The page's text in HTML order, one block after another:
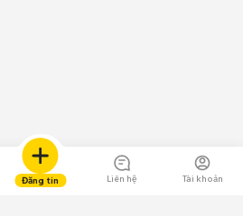
Đăng tin Liên hệ Tài khoản